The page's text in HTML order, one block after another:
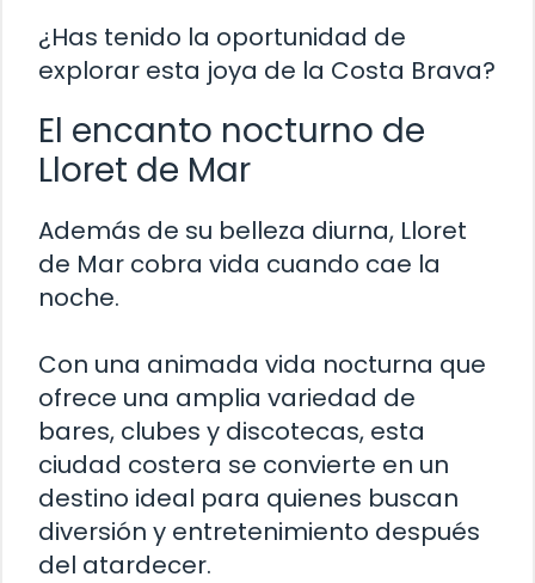
¿Has tenido la oportunidad de
explorar esta joya de la Costa Brava?
El encanto nocturno de
Lloret de Mar
Además de su belleza diurna, Lloret
de Mar cobra vida cuando cae la
noche.
Con una animada vida nocturna que
ofrece una amplia variedad de
bares, clubes y discotecas, esta
ciudad costera se convierte en un
destino ideal para quienes buscan
diversión y entretenimiento después
del atardecer.